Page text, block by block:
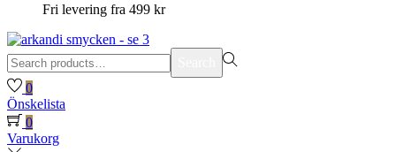
Fri levering fra 499 kr
Search
for:>
0
Önskelista
0
Varukorg